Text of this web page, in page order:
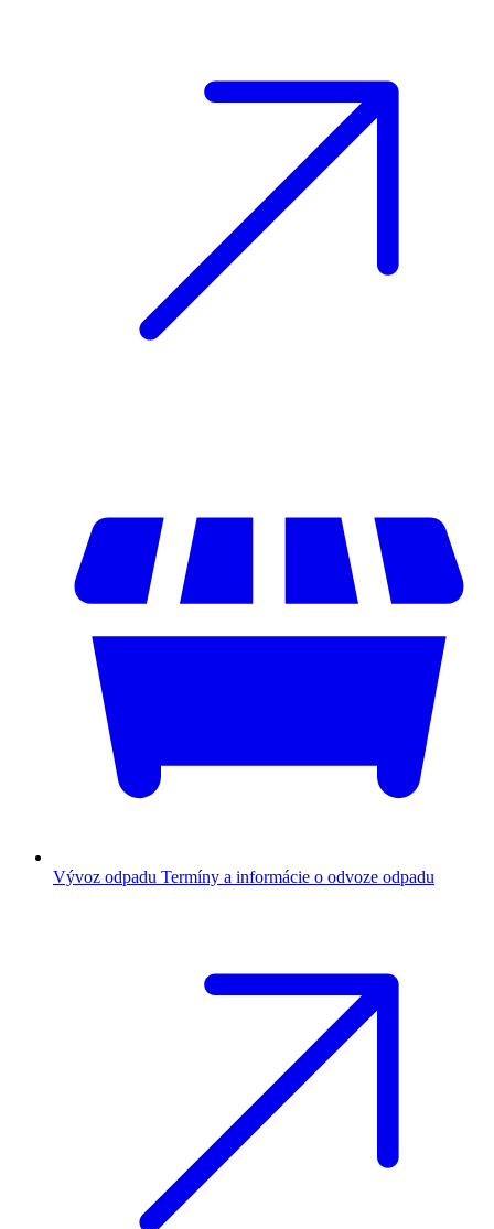
Vývoz odpadu Termíny a informácie o odvoze odpadu